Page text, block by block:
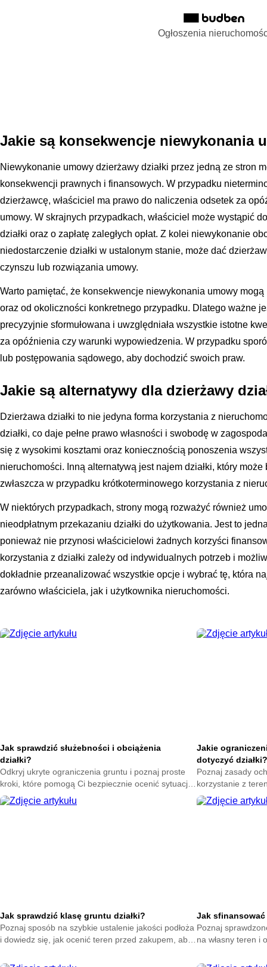
Ogłoszenia
Jakie są konsekwencje niewykonania
Niewykonanie umowy dzierżawy działki przez jedną ze stron
konsekwencji prawnych i finansowych. W przypadku
dzierżawcę, właściciel ma prawo do naliczenia odsetek za
umowy. W skrajnych przypadkach, właściciel może wystąpić
działki oraz o zapłatę zaległych opłat. Z kolei niewykonanie
niedostarczenie działki w ustalonym stanie, może dać
czynszu lub rozwiązania umowy.
Warto pamiętać, że konsekwencje niewykonania umowy
oraz od okoliczności konkretnego przypadku. Dlatego ważne
precyzyjnie sformułowana i uwzględniała wszystkie istotne
za opóźnienia czy warunki wypowiedzenia. W przypadku
lub postępowania sądowego, aby dochodzić swoich praw.
Jakie są alternatywy dla dzierżawy
Dzierżawa działki to nie jedyna forma korzystania z
działki, co daje pełne prawo własności i swobodę w
się z wysokimi kosztami oraz koniecznością ponoszenia
nieruchomości. Inną alternatywą jest najem działki, który
zwłaszcza w przypadku krótkoterminowego korzystania z
W niektórych przypadkach, strony mogą rozważyć również
nieodpłatnym przekazaniu działki do użytkowania. Jest to
ponieważ nie przynosi właścicielowi żadnych korzyści
korzystania z działki zależy od indywidualnych potrzeb i
dokładnie przeanalizować wszystkie opcje i wybrać tę, która
zarówno właściciela, jak i użytkownika nieruchomości.
Jak sprawdzić służebności i obciążenia
działki?
Odkryj ukryte ograniczenia gruntu i poznaj proste
kroki, które pomogą Ci bezpiecznie ocenić sytuację
prawną działki przed podjęciem ważnej decyzji.
Jakie
dotyczyć działki?
Poznaj zasady
korzystanie z
które pomogą Ci
ocenić warunki
Jak sprawdzić klasę gruntu działki?
Poznaj sposób na szybkie ustalenie jakości podłoża
i dowiedz się, jak ocenić teren przed zakupem, aby
niespodzianek.
Jak sfinansować
Poznaj
na własny teren i
inwestycję bez